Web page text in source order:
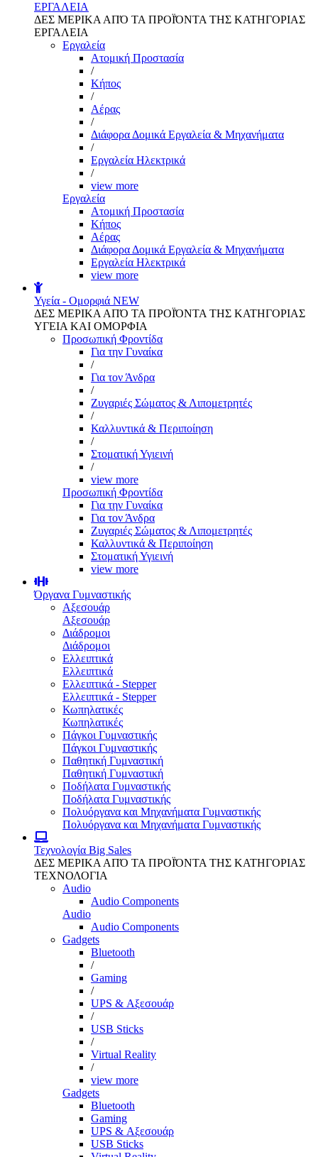
ΕΡΓΑΛΕΙΑ
ΔΕΣ ΜΕΡΙΚΑ ΑΠΌ ΤΑ ΠΡΟΪΌΝΤΑ ΤΗΣ ΚΑΤΗΓΟΡΙΑΣ
ΕΡΓΑΛΕΙΑ
Εργαλεία
Aτομική Προστασία
/
Kήπος
/
Αέρας
/
Διάφορα Δομικά Εργαλεία & Μηχανήματα
/
Εργαλεία Ηλεκτρικά
/
view more
Εργαλεία
Aτομική Προστασία
Kήπος
Αέρας
Διάφορα Δομικά Εργαλεία & Μηχανήματα
Εργαλεία Ηλεκτρικά
view more
Υγεία - Ομορφιά NEW
ΔΕΣ ΜΕΡΙΚΑ ΑΠΌ ΤΑ ΠΡΟΪΌΝΤΑ ΤΗΣ ΚΑΤΗΓΟΡΙΑΣ
ΥΓΕΙΑ ΚΑΙ ΟΜΟΡΦΙΑ
Προσωπική Φροντίδα
Για την Γυναίκα
/
Για τον Άνδρα
/
Ζυγαριές Σώματος & Λιπομετρητές
/
Καλλυντικά & Περιποίηση
/
Στοματική Υγιεινή
/
view more
Προσωπική Φροντίδα
Για την Γυναίκα
Για τον Άνδρα
Ζυγαριές Σώματος & Λιπομετρητές
Καλλυντικά & Περιποίηση
Στοματική Υγιεινή
view more
Όργανα Γυμναστικής
Αξεσουάρ
Αξεσουάρ
Διάδρομοι
Διάδρομοι
Ελλειπτικά
Ελλειπτικά
Ελλειπτικά - Stepper
Ελλειπτικά - Stepper
Κωπηλατικές
Κωπηλατικές
Πάγκοι Γυμναστικής
Πάγκοι Γυμναστικής
Παθητική Γυμναστική
Παθητική Γυμναστική
Ποδήλατα Γυμναστικής
Ποδήλατα Γυμναστικής
Πολυόργανα και Μηχανήματα Γυμναστικής
Πολυόργανα και Μηχανήματα Γυμναστικής
Τεχνολογία Big Sales
ΔΕΣ ΜΕΡΙΚΑ ΑΠΌ ΤΑ ΠΡΟΪΌΝΤΑ ΤΗΣ ΚΑΤΗΓΟΡΙΑΣ
ΤΕΧΝΟΛΟΓΙΑ
Audio
Audio Components
Audio
Audio Components
Gadgets
Bluetooth
/
Gaming
/
UPS & Αξεσουάρ
/
USB Sticks
/
Virtual Reality
/
view more
Gadgets
Bluetooth
Gaming
UPS & Αξεσουάρ
USB Sticks